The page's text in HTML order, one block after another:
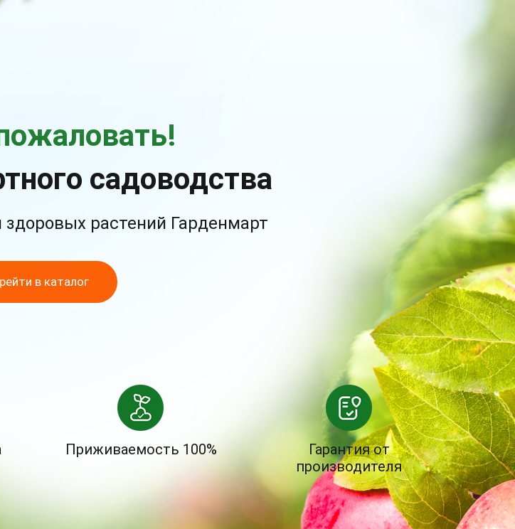
садоводства
растений Гарденмарт
в каталог
Приживаемость 100%
Гарантия от
производителя